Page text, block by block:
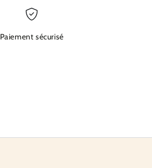
Paiement sécurisé